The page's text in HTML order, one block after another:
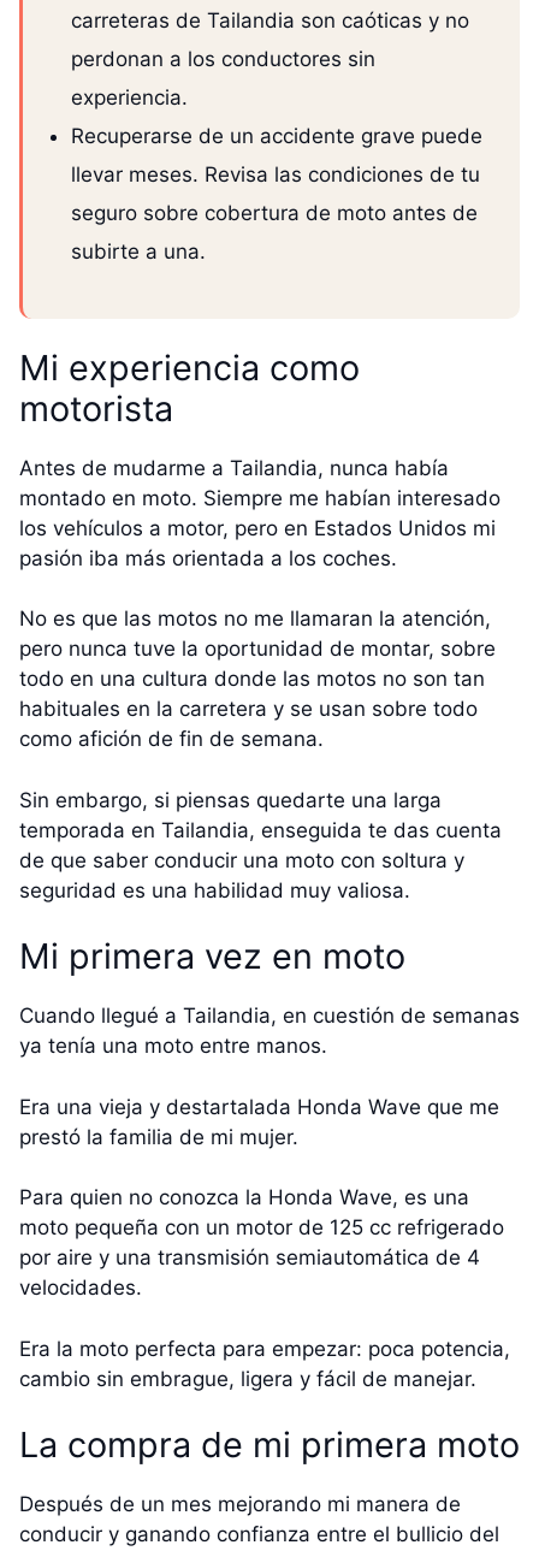
carreteras de Tailandia son caóticas y no
perdonan a los conductores sin
experiencia.
Recuperarse de un accidente grave puede
llevar meses. Revisa las condiciones de tu
seguro sobre cobertura de moto antes de
subirte a una.
Mi experiencia como
motorista
Antes de mudarme a Tailandia, nunca había
montado en moto. Siempre me habían interesado
los vehículos a motor, pero en Estados Unidos mi
pasión iba más orientada a los coches.
No es que las motos no me llamaran la atención,
pero nunca tuve la oportunidad de montar, sobre
todo en una cultura donde las motos no son tan
habituales en la carretera y se usan sobre todo
como afición de fin de semana.
Sin embargo, si piensas quedarte una larga
temporada en Tailandia, enseguida te das cuenta
de que saber conducir una moto con soltura y
seguridad es una habilidad muy valiosa.
Mi primera vez en moto
Cuando llegué a Tailandia, en cuestión de semanas
ya tenía una moto entre manos.
Era una vieja y destartalada Honda Wave que me
prestó la familia de mi mujer.
Para quien no conozca la Honda Wave, es una
moto pequeña con un motor de 125 cc refrigerado
por aire y una transmisión semiautomática de 4
velocidades.
Era la moto perfecta para empezar: poca potencia,
cambio sin embrague, ligera y fácil de manejar.
La compra de mi primera moto
Después de un mes mejorando mi manera de
conducir y ganando confianza entre el bullicio del